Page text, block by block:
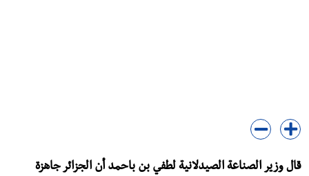
قال وزير الصناعة الصيدلانية لطفي بن باحمد أن الجزائر جاهزة